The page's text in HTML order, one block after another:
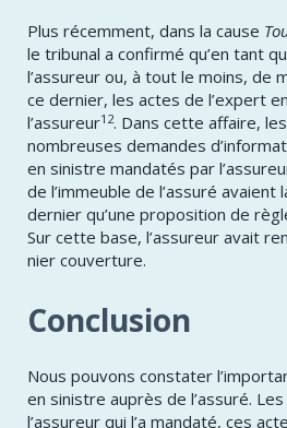
Plus récemment, dans la cause
le tribunal a confirmé qu’en tant
l’assureur ou, à tout le moins, de
ce dernier, les actes de l’expert
l’assureur12. Dans cette affaire,
nombreuses demandes
en sinistre mandatés par
de l’immeuble de l’assuré avaient
dernier qu’une proposition de
Sur cette base, l’assureur avait
nier couverture.
Conclusion
Nous pouvons constater
en sinistre auprès de l’assuré.
l’assureur qui l’a mandaté, ces